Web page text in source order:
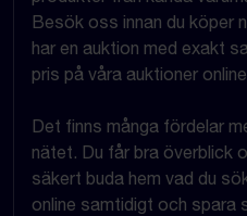
Besök oss innan du köper
har en auktion med exakt
pris på våra auktioner
Det finns många fördelar
nätet. Du får bra överblick
säkert buda hem vad du
online samtidigt och spara